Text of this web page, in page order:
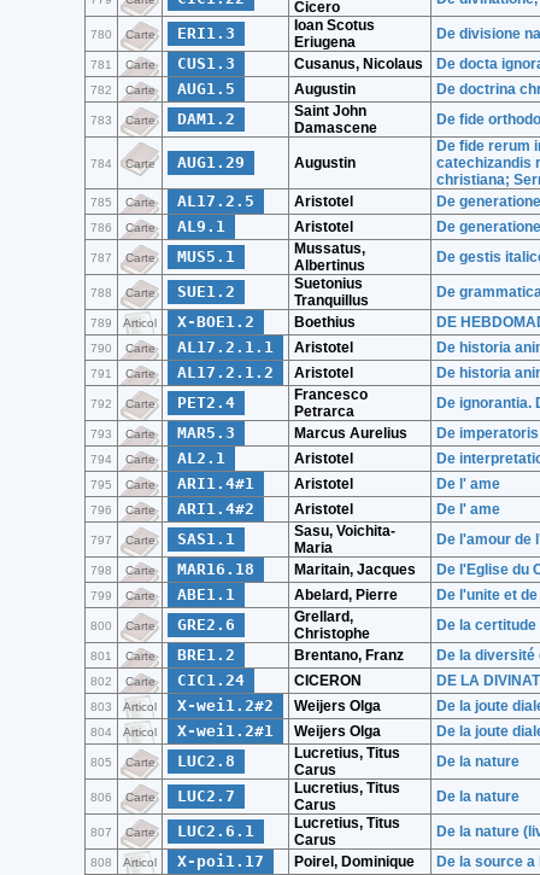
Cicero
780 Carte ERI1.3
Ioan Scotus
Eriugena
De divisione
781 Carte CUS1.3 Cusanus, Nicolaus De docta
782 Carte AUG1.5 Augustin De doctrina
783 Carte DAM1.2
Saint John
Damascene
De fide
784 Carte AUG1.29 Augustin
De fide rerum
catechizandis
christiana;
785 Carte AL17.2.5 Aristotel De
786 Carte AL9.1 Aristotel De
787 Carte MUS5.1
Mussatus,
Albertinus
De gestis
788 Carte SUE1.2
Suetonius
Tranquillus
De
789 Articol X-BOE1.2 Boethius DE
790 Carte AL17.2.1.1 Aristotel De historia
791 Carte AL17.2.1.2 Aristotel De historia
792 Carte PET2.4
Francesco
Petrarca
De ignorantia.
793 Carte MAR5.3 Marcus Aurelius De imperatoris
794 Carte AL2.1 Aristotel De
795 Carte ARI1.4#1 Aristotel De l' ame
796 Carte ARI1.4#2 Aristotel De l' ame
797 Carte SAS1.1
Sasu, Voichita-
Maria
De l'amour de
798 Carte MAR16.18 Maritain, Jacques De l'Eglise du
799 Carte ABE1.1 Abelard, Pierre De l'unite et
800 Carte GRE2.6
Grellard,
Christophe
De la
801 Carte BRE1.2 Brentano, Franz De la
802 Carte CIC1.24 CICERON DE LA
803 Articol X-wei1.2#2 Weijers Olga De la joute
804 Articol X-wei1.2#1 Weijers Olga De la joute
805 Carte LUC2.8
Lucretius, Titus
Carus
De la nature
806 Carte LUC2.7
Lucretius, Titus
Carus
De la nature
807 Carte LUC2.6.1
Lucretius, Titus
Carus
De la nature
808 Articol X-poi1.17 Poirel, Dominique De la source